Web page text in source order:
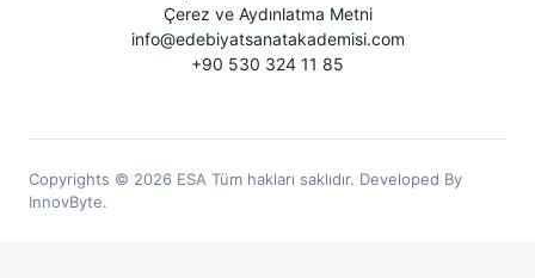
Çerez ve Aydınlatma Metni
info@edebiyatsanatakademisi.com
+90 530 324 11 85
Copyrights © 2026 ESA Tüm hakları saklıdır. Developed By
InnovByte.